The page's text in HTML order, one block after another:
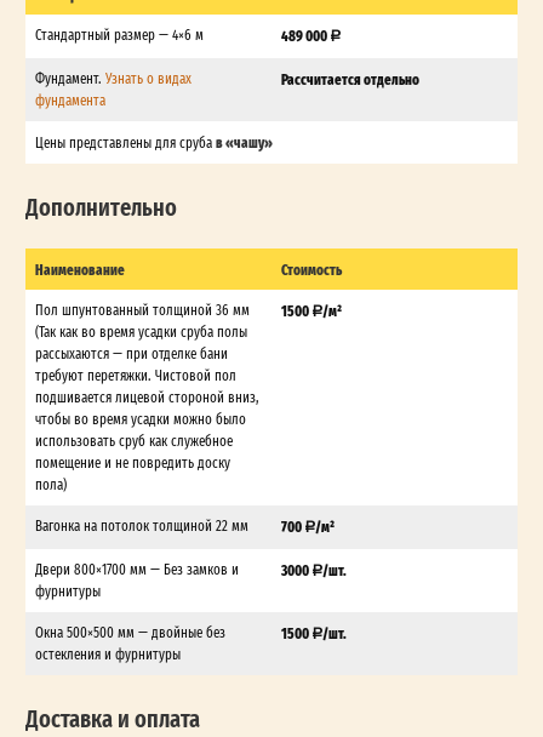
Стандартный размер — 4×6 м 489 000
Фундамент. Узнать о видах
фундамента
Рассчитается отдельно
Цены представлены для срубав «чашу»
Дополнительно
Наименование Стоимость
Пол шпунтованный толщиной 36 мм
(Так как во время усадки сруба полы
рассыхаются — при отделке бани
требуют перетяжки. Чистовой пол
подшивается лицевой стороной вниз,
чтобы во время усадки можно было
использовать сруб как служебное
помещение и не повредить доску
пола)
1500 /м²
Вагонка на потолок толщиной 22 мм 700 /м²
Двери 800×1700 мм — Без замков и
фурнитуры
3000 /шт.
Окна 500×500 мм — двойные без
остекления и фурнитуры
1500 /шт.
Доставка и оплата